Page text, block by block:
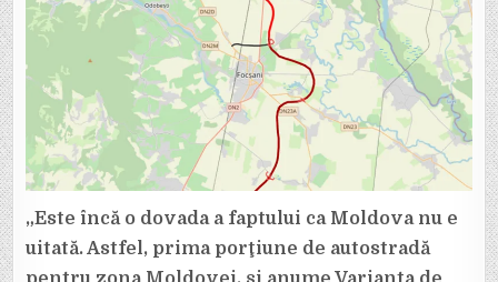
ANULUI
VIITOR
„Este încă o dovada a faptului ca Moldova nu e
uitată. Astfel, prima porţiune de autostradă